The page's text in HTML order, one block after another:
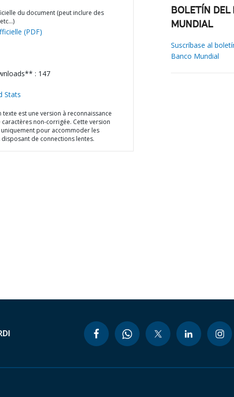
du document (peut inclure des
(PDF)
: 147
Stats
texte est une version à reconnaissance
non-corrigée. Cette version
pour accommoder les
de connections lentes.
BOLETÍN DEL
MUNDIAL
Suscríbase al
Banco Mundial